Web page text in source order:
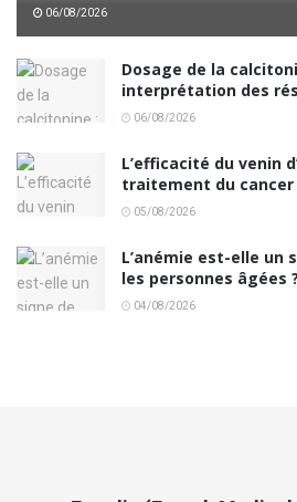
06/08/2026
Dosage de la
interprétation des
06/08/2026
L’efficacité du venin
traitement du cancer
05/08/2026
L’anémie est-elle un
les personnes âgées ?
04/08/2026